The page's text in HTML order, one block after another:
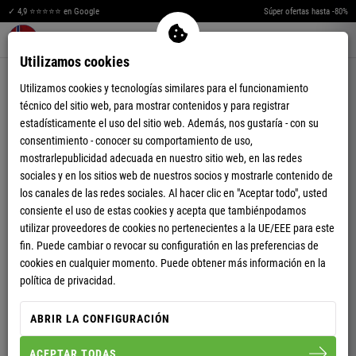
✓ 4,9 ⭐⭐⭐⭐⭐ en Google Súper ofertas hasta -80%
Warenkorb aufklappen
SHORT AZUR HOMBRES
HOMBRES
S M XL XXL
Utilizamos cookies
Utilizamos cookies y tecnologías similares para el funcionamiento
técnico del sitio web, para mostrar contenidos y para registrar
estadísticamente el uso del sitio web. Además, nos gustaría - con su
consentimiento - conocer su comportamiento de uso,
mostrarlepublicidad adecuada en nuestro sitio web, en las redes
sociales y en los sitios web de nuestros socios y mostrarle contenido de
los canales de las redes sociales. Al hacer clic en "Aceptar todo", usted
consiente el uso de estas cookies y acepta que tambiénpodamos
utilizar proveedores de cookies no pertenecientes a la UE/EEE para este
fin. Puede cambiar o revocar su configuratión en las preferencias de
cookies en cualquier momento. Puede obtener más información en la
política de privacidad.
ABRIR LA CONFIGURACIÓN